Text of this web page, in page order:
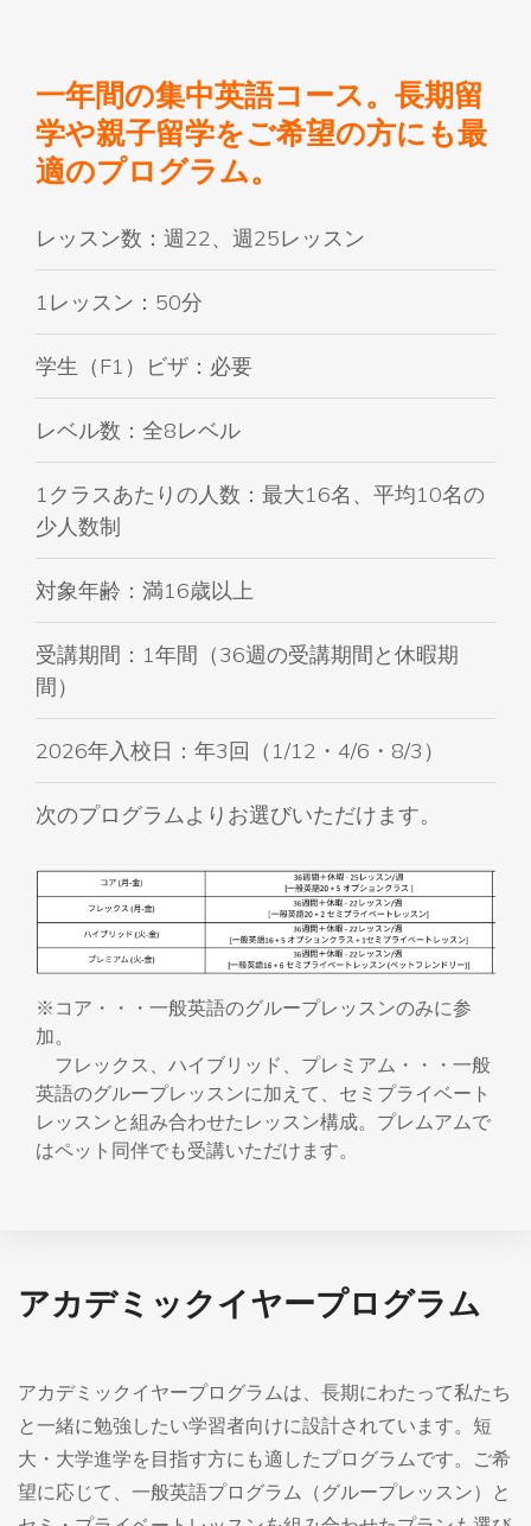
一年間の集中英語コース。長期留
学や親子留学をご希望の方にも最
適のプログラム。
レッスン数：週22、週25レッスン
1レッスン：50分
学生（F1）ビザ：必要
レベル数：全8レベル
1クラスあたりの人数：最大16名、平均10名の
少人数制
対象年齢：満16歳以上
受講期間：1年間（36週の受講期間と休暇期
間）
2026年入校日：年3回（1/12・4/6・8/3）
次のプログラムよりお選びいただけます。
※コア・・・一般英語のグループレッスンのみに参
加。
フレックス、ハイブリッド、プレミアム・・・一般
英語のグループレッスンに加えて、セミプライベート
レッスンと組み合わせたレッスン構成。プレムアムで
はペット同伴でも受講いただけます。
アカデミックイヤープログラム
アカデミックイヤープログラムは、長期にわたって私たち
と一緒に勉強したい学習者向けに設計されています。短
大・大学進学を目指す方にも適したプログラムです。ご希
望に応じて、一般英語プログラム（グループレッスン）と